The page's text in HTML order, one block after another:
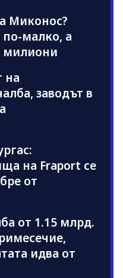
Миконос?
по-малко, а
милиони
на
заводът в
на Fraport се
от
от 1.15 млрд.
идва от